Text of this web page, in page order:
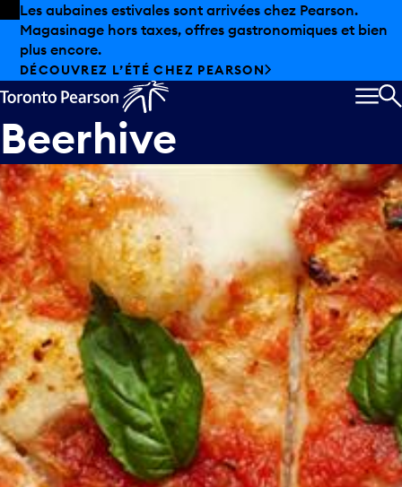
Skip to offers
Passer au contenu principal
Les aubaines estivales sont arrivées chez Pearson.
Magasinage hors taxes, offres gastronomiques et bien
plus encore.
DÉCOUVREZ L’ÉTÉ CHEZ PEARSON
Beerhive